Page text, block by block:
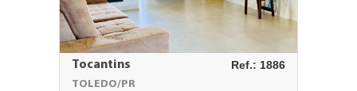
Tocantins Ref.: 1886
TOLEDO/PR